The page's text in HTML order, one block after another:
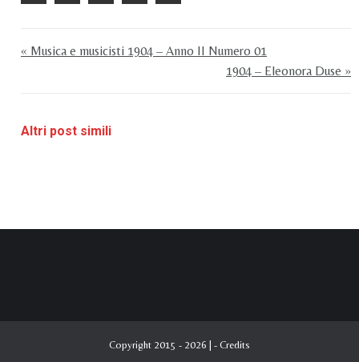
« Musica e musicisti 1904 – Anno II Numero 01
1904 – Eleonora Duse »
Altri post simili
Copyright 2015 - 2026 | - Credits